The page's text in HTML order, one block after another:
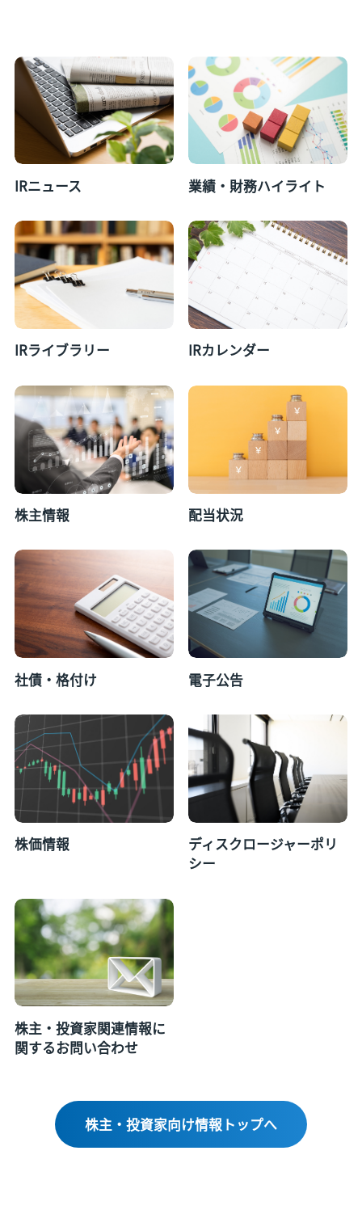
IRニュース 業績・財務ハイライト
IRライブラリー IRカレンダー
株主情報 配当状況
社債・格付け 電子公告
株価情報
ディスクロージャーポリ
シー
株主・投資家関連情報に
関するお問い合わせ
株主・投資家向け情報トップへ